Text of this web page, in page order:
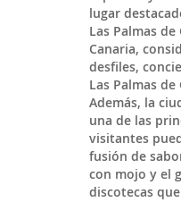
lugar
Las Palmas
Canaria,
desfiles,
Las Palmas
Además, la
una de las
visitantes
fusión de
con mojo y el
discotecas